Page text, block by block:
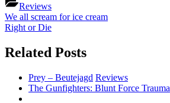
Reviews
Beitragsnavigation
Previous
Post:
We all scream for ice cream
Next
Right or Die
Related Posts
Prey – Beutejagd Reviews
The Gunfighters: Blunt Force Trauma